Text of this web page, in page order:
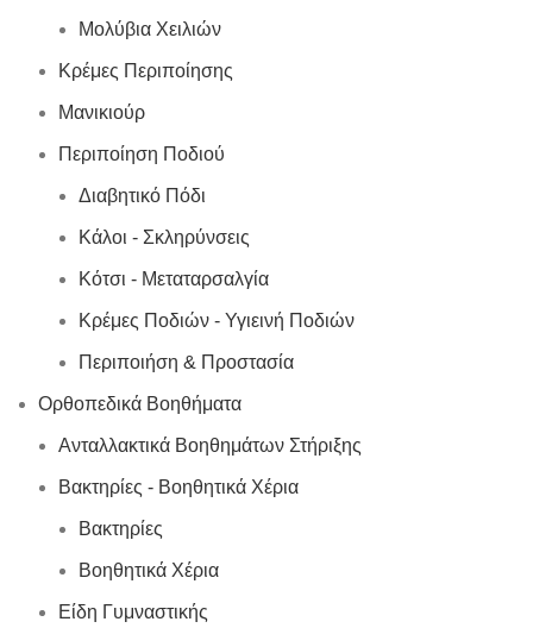
Μολύβια Χειλιών
Κρέμες Περιποίησης
Μανικιούρ
Περιποίηση Ποδιού
Διαβητικό Πόδι
Κάλοι - Σκληρύνσεις
Κότσι - Μεταταρσαλγία
Κρέμες Ποδιών - Υγιεινή Ποδιών
Περιποιήση & Προστασία
Ορθοπεδικά Βοηθήματα
Ανταλλακτικά Βοηθημάτων Στήριξης
Βακτηρίες - Βοηθητικά Χέρια
Βακτηρίες
Βοηθητικά Χέρια
Είδη Γυμναστικής